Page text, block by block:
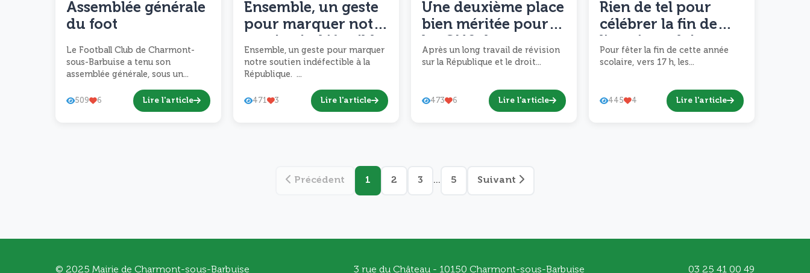
Assemblée générale
du foot
Le Football Club de Charmont-
sous-Barbuise a tenu son
assemblée générale, sous un...
509 6 Lire l'article
Ensemble, un geste
pour marquer notre
à la République.
Ensemble, un geste pour marquer
notre soutien indéfectible à la
République. ...
471 3 Lire l'article
Une deuxième place
bien méritée pour
scolaire Jean-
Après un long travail de révision
sur la République et le droit...
473 6 Lire l'article
Rien de tel pour
célébrer la fin de
qu’une belle fête des
Pour fêter la fin de cette année
scolaire, vers 17 h, les...
445 4 Lire l'article
Précédent 1 2 3 ... 5 Suivant
© 2025 Mairie de Charmont-sous-Barbuise 3 rue du Château - 10150 Charmont-sous-Barbuise 03 25 41 00 49